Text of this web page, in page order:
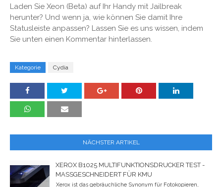
Laden Sie Xeon (Beta) auf Ihr Handy mit Jailbreak
herunter? Und wenn ja, wie können Sie damit Ihre
Statusleiste anpassen? Lassen Sie es uns wissen, indem
Sie unten einen Kommentar hinterlassen.
Kategorie Cydia
NÄCHSTER ARTIKEL
XEROX B1025 MULTIFUNKTIONSDRUCKER TEST -
MASSGESCHNEIDERT FÜR KMU
Xerox ist das gebräuchliche Synonym für Fotokopieren,